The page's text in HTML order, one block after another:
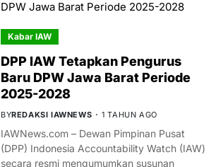
Kabar IAW
DPP IAW Tetapkan Pengurus
Baru DPW Jawa Barat Periode
2025-2028
BYREDAKSI IAWNEWS 1 TAHUN AGO
IAWNews.com – Dewan Pimpinan Pusat
(DPP) Indonesia Accountability Watch (IAW)
secara resmi mengumumkan susunan